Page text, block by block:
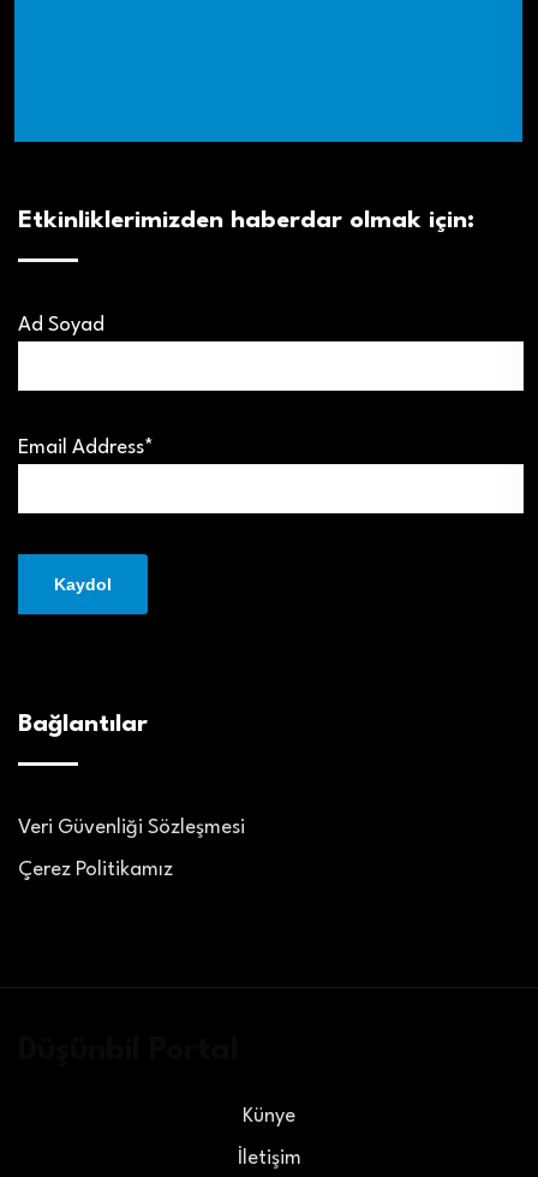
Etkinliklerimizden haberdar olmak için:
Ad Soyad
Email Address*
Bağlantılar
Veri Güvenliği Sözleşmesi
Çerez Politikamız
Künye
İletişim